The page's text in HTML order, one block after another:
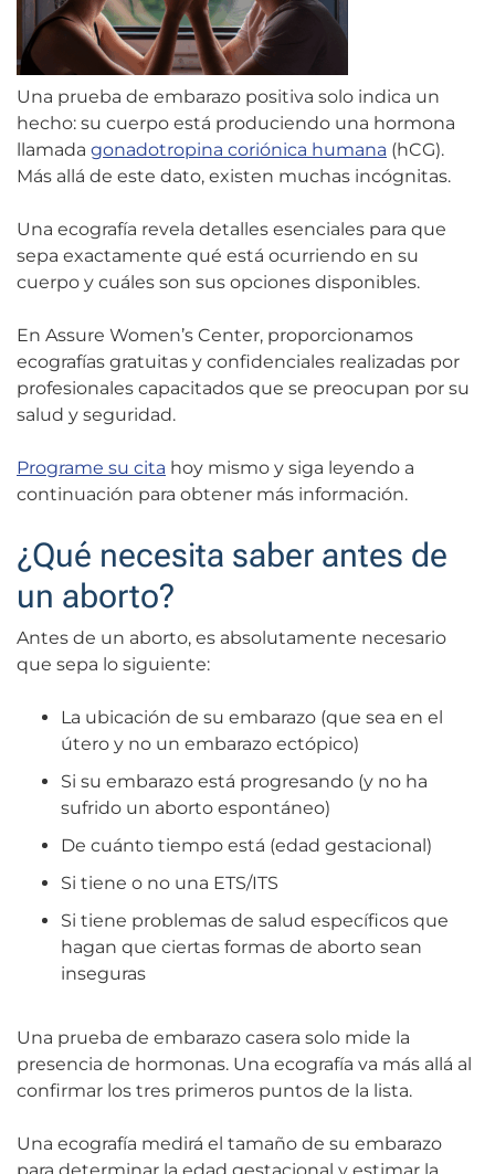
Una prueba de embarazo positiva solo indica un
hecho: su cuerpo está produciendo una hormona
llamada gonadotropina coriónica humana (hCG).
Más allá de este dato, existen muchas incógnitas.
Una ecografía revela detalles esenciales para que
sepa exactamente qué está ocurriendo en su
cuerpo y cuáles son sus opciones disponibles.
En Assure Women’s Center, proporcionamos
ecografías gratuitas y confidenciales realizadas por
profesionales capacitados que se preocupan por su
salud y seguridad.
Programe su cita hoy mismo y siga leyendo a
continuación para obtener más información.
¿Qué necesita saber antes de
un aborto?
Antes de un aborto, es absolutamente necesario
que sepa lo siguiente:
La ubicación de su embarazo (que sea en el
útero y no un embarazo ectópico)
Si su embarazo está progresando (y no ha
sufrido un aborto espontáneo)
De cuánto tiempo está (edad gestacional)
Si tiene o no una ETS/ITS
Si tiene problemas de salud específicos que
hagan que ciertas formas de aborto sean
inseguras
Una prueba de embarazo casera solo mide la
presencia de hormonas. Una ecografía va más allá al
confirmar los tres primeros puntos de la lista.
Una ecografía medirá el tamaño de su embarazo